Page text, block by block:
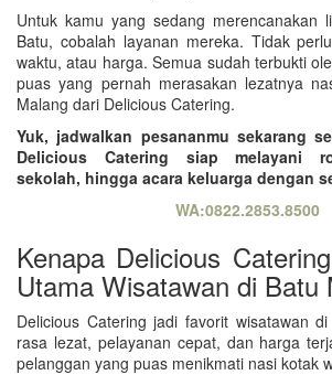
Untuk kamu yang sedang merencanakan
Batu, cobalah layanan mereka. Tidak
waktu, atau harga. Semua sudah terbukti
puas yang pernah merasakan lezatnya
Malang dari Delicious Catering.
Yuk, jadwalkan pesananmu sekarang
Delicious Catering siap melayani
sekolah, hingga acara keluarga dengan
WA:0822.2853.8500
Kenapa Delicious
Utama Wisatawan di Batu
Delicious Catering jadi favorit wisatawan
rasa lezat, pelayanan cepat, dan harga
pelanggan yang puas menikmati nasi kotak